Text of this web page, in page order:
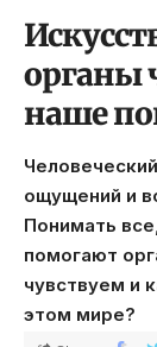
органы
наше
ощущений и
Понимать
помогают
чувствуем и
этом мире?